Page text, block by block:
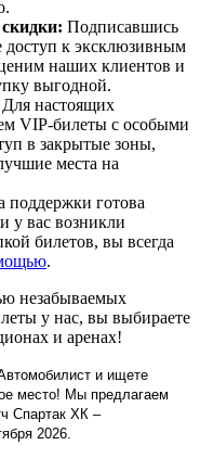
Подписавшись
доступ к эксклюзивным
наших клиентов и
выгодной.
Для настоящих
VIP-билеты с особыми
в закрытые зоны,
места на
поддержки готова
у вас возникли
билетов, вы всегда
.
незабываемых
у нас, вы выбираете
и аренах!
и ищете
место! Мы предлагаем
Спартак ХК –
2026.